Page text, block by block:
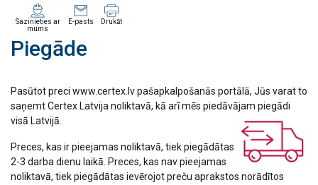
Piegāde
Sazinieties ar
mums
E-pasts Drukāt
Pasūtot preci www.certex.lv pašapkalpošanās portālā, Jūs varat to
saņemt Certex Latvija noliktavā, kā arī mēs piedāvājam piegādi
visā Latvijā.
Preces, kas ir pieejamas noliktavā, tiek piegādātas
2-3 darba dienu laikā. Preces, kas nav pieejamas
noliktavā, tiek piegādātas ievērojot preču aprakstos norādītos